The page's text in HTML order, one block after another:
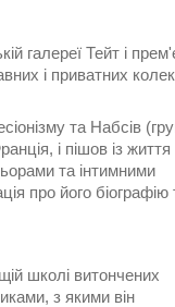
галереї Тейт і
і приватних
та Набсів
і пішов із життя
та інтимними
про його біографію
школі витончених
з якими він